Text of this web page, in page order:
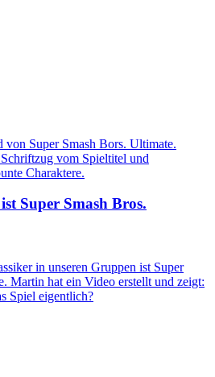
Super Smash Bros.
in unseren Gruppen ist Super
Martin hat ein Video erstellt und zeigt:
Spiel eigentlich?